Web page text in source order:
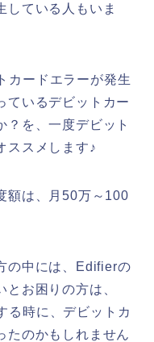
している人もいま
カードエラーが発生
ているデビットカー
？を、一度デビット
ススメします♪
額は、月50万～100
の中には、Edifierの
お困りの方は、
る時に、デビットカ
たのかもしれません